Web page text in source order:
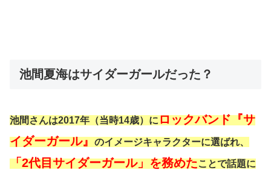
池間夏海はサイダーガールだった？
池間さんは2017年（当時14歳）にロックバンド『サ
イダーガール』のイメージキャラクターに選ばれ、
「2代目サイダーガール」を務めたことで話題に